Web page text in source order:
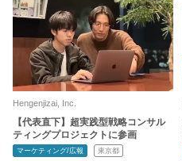
Hengenjizai, Inc.
【代表直下】超実践型戦略コンサル
ティングプロジェクトに参画
マーケティング/広報 東京都